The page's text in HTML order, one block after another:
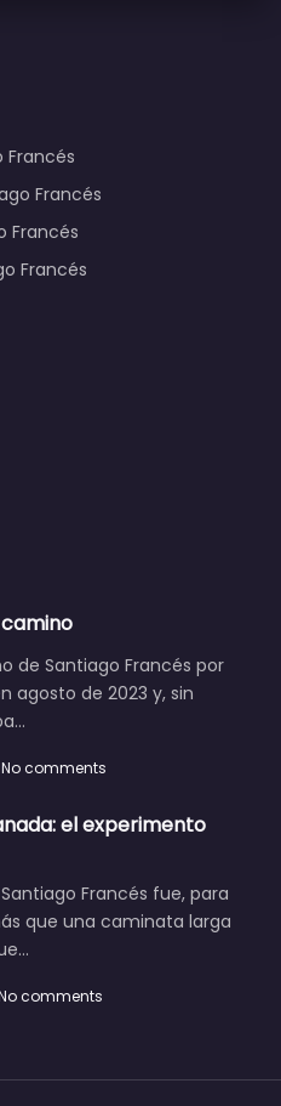
Francés
Francés
Francés
Francés
de Santiago Francés por
agosto de 2023 y, sin
No comments
el experimento
Francés fue, para
que una caminata larga
comments